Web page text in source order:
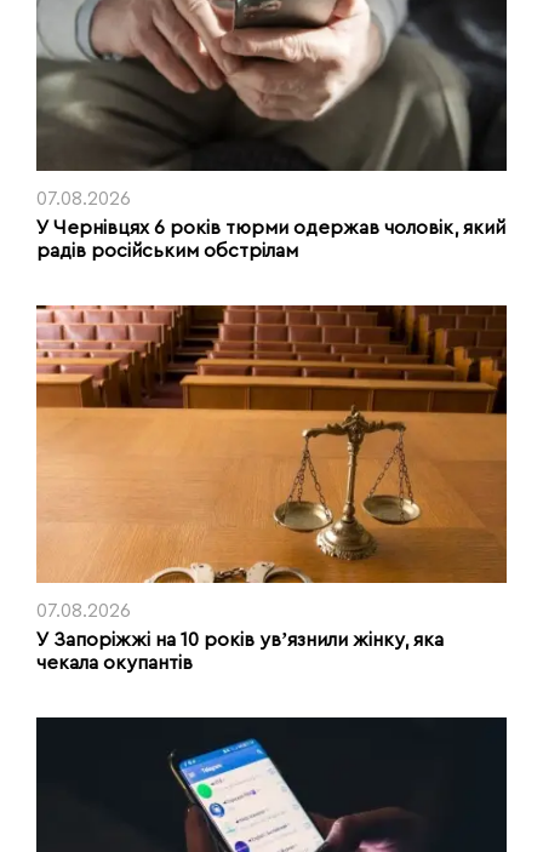
07.08.2026
У Чернівцях 6 років тюрми одержав чоловік, який
радів російським обстрілам
07.08.2026
У Запоріжжі на 10 років увʼязнили жінку, яка
чекала окупантів